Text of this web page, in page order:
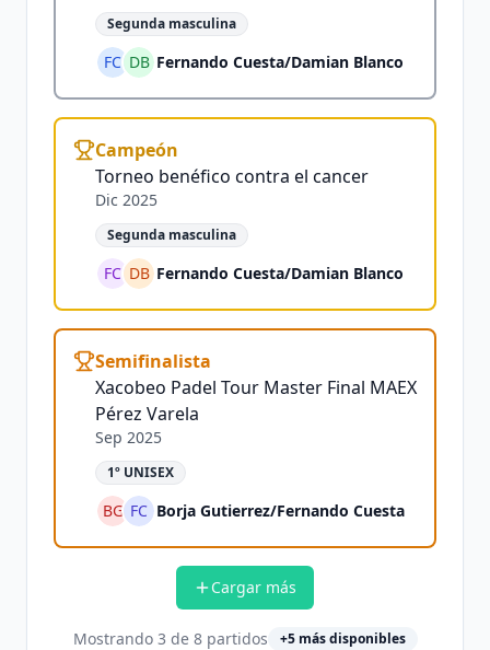
Segunda masculina
FC DB Fernando Cuesta/Damian Blanco
Campeón
Torneo benéfico contra el cancer
Dic 2025
Segunda masculina
FC DB Fernando Cuesta/Damian Blanco
Semifinalista
Xacobeo Padel Tour Master Final MAEX
Pérez Varela
Sep 2025
1º UNISEX
BG FC Borja Gutierrez/Fernando Cuesta
Cargar más
Mostrando 3 de 8partidos +5más disponibles